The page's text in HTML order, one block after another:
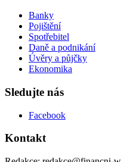
Banky
Pojištění
Spotřebitel
Daně a podnikání
Úvěry a půjčky
Ekonomika
Sledujte nás
Facebook
Kontakt